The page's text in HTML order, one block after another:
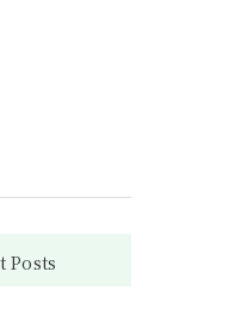
Posts